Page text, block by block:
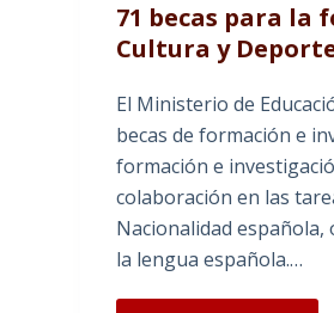
71 becas para la
Cultura y
El Ministerio de
becas de formación e
formación e
colaboración en las
Nacionalidad
la lengua española.…